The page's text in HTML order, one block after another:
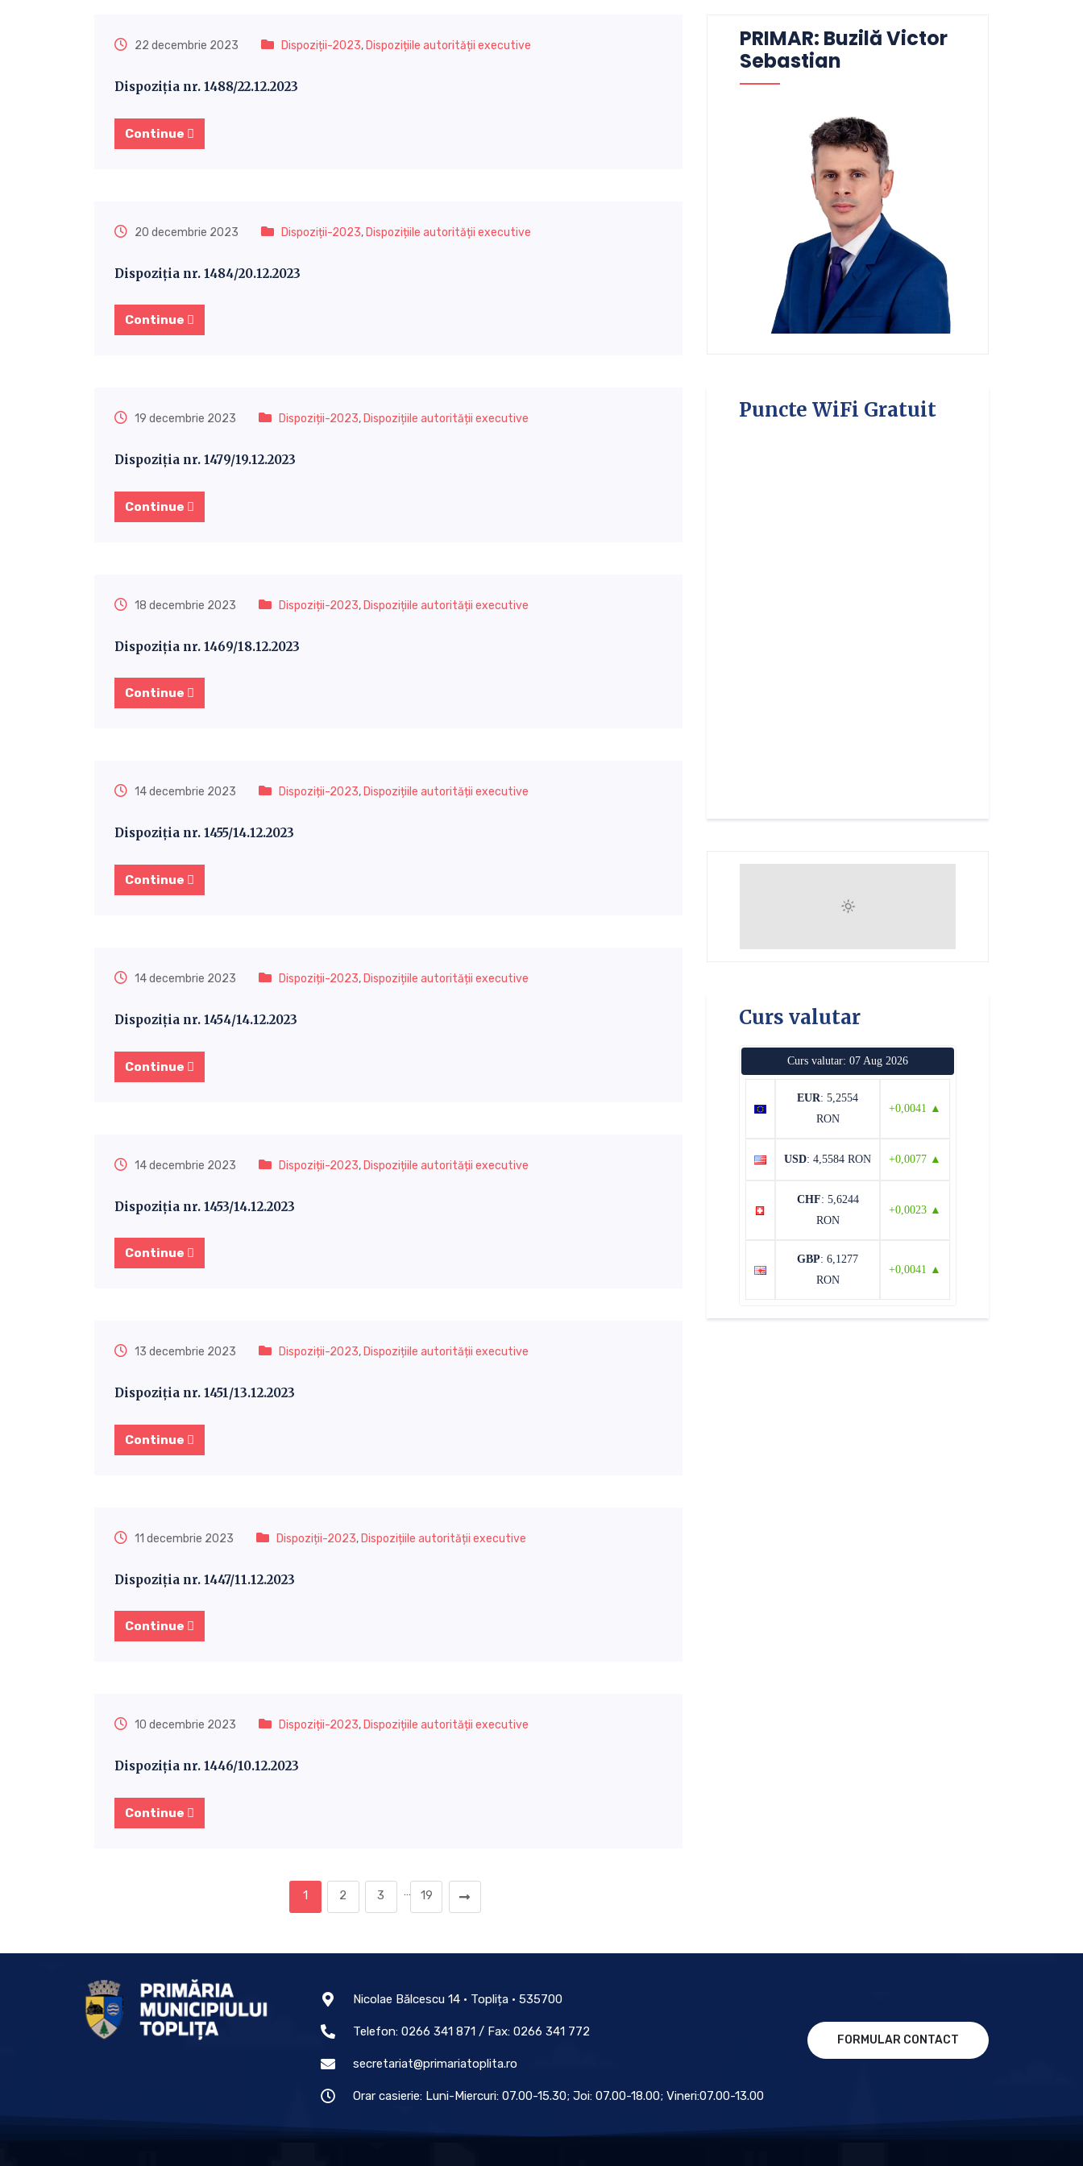
22 decembrie 2023 Dispoziții-2023, Dispozițiile autorității executive
Dispoziția nr. 1488/22.12.2023
Continue
20 decembrie 2023 Dispoziții-2023, Dispozițiile autorității executive
Dispoziția nr. 1484/20.12.2023
Continue
19 decembrie 2023 Dispoziții-2023, Dispozițiile autorității executive
Dispoziția nr. 1479/19.12.2023
Continue
18 decembrie 2023 Dispoziții-2023, Dispozițiile autorității executive
Dispoziția nr. 1469/18.12.2023
Continue
14 decembrie 2023 Dispoziții-2023, Dispozițiile autorității executive
Dispoziția nr. 1455/14.12.2023
Continue
14 decembrie 2023 Dispoziții-2023, Dispozițiile autorității executive
Dispoziția nr. 1454/14.12.2023
Continue
14 decembrie 2023 Dispoziții-2023, Dispozițiile autorității executive
Dispoziția nr. 1453/14.12.2023
Continue
13 decembrie 2023 Dispoziții-2023, Dispozițiile autorității executive
Dispoziția nr. 1451/13.12.2023
Continue
11 decembrie 2023 Dispoziții-2023, Dispozițiile autorității executive
Dispoziția nr. 1447/11.12.2023
Continue
10 decembrie 2023 Dispoziții-2023, Dispozițiile autorității executive
Dispoziția nr. 1446/10.12.2023
Continue
1 2 3 … 19
PRIMAR: Buzilă Victor
Sebastian
Puncte WiFi Gratuit
Curs valutar
Curs valutar: 07 Aug 2026
EUR: 5,2554
RON
+0,0041 ▲
USD: 4,5584 RON +0,0077 ▲
CHF: 5,6244
RON
+0,0023 ▲
GBP: 6,1277
RON
+0,0041 ▲
Nicolae Bălcescu 14 • Toplița • 535700
Telefon: 0266 341 871 / Fax: 0266 341 772
secretariat@primariatoplita.ro
Orar casierie: Luni-Miercuri: 07.00-15.30; Joi: 07.00-18.00; Vineri:07.00-13.00
FORMULAR CONTACT